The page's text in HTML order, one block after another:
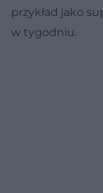
przykład jako
w tygodniu.